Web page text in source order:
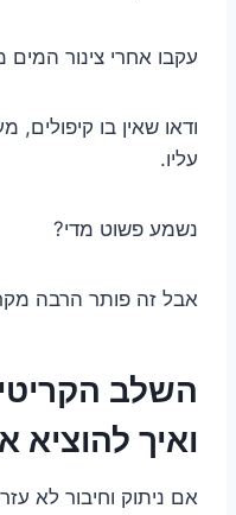
עקבו אחרי צינור
ודאו שאין בו קיפולים,
עליו.
נשמע פשוט מדי?
אבל זה פותר הרבה
השלב
ואיך להוציא
אם ניתוק וחיבור לא